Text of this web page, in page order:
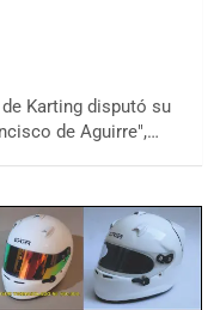
Karting disputó su
de Aguirre",…